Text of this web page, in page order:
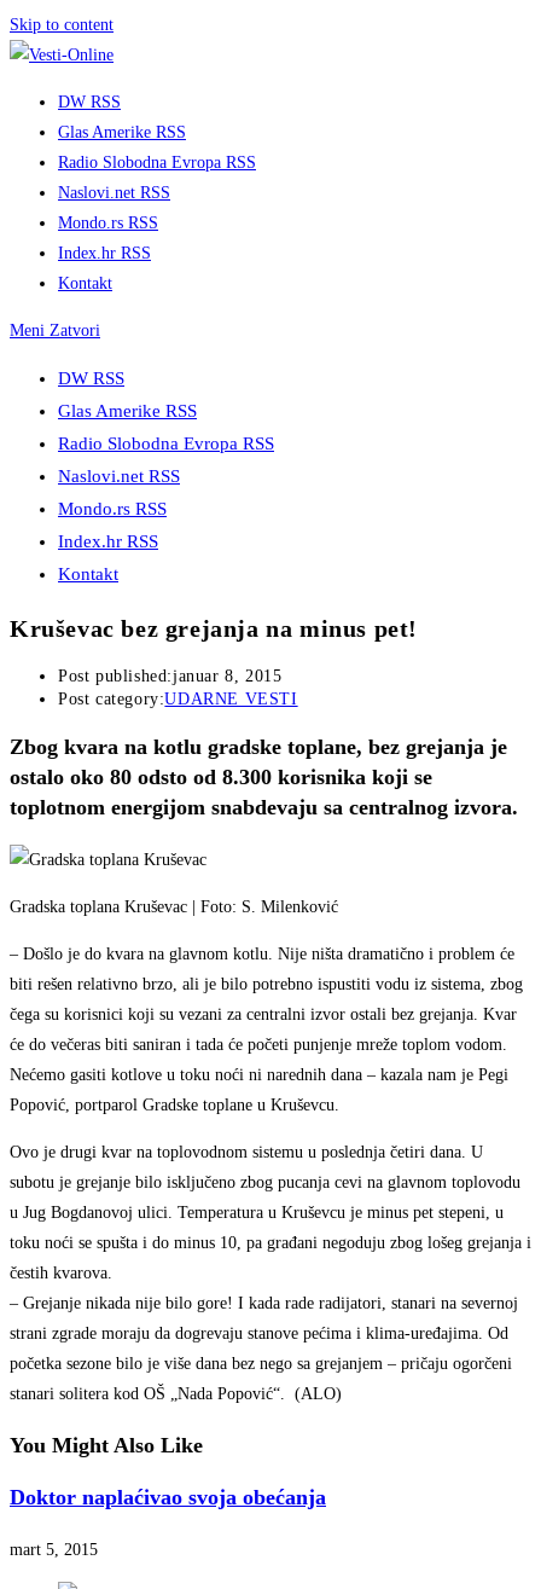
Skip to content
DW RSS
Glas Amerike RSS
Radio Slobodna Evropa RSS
Naslovi.net RSS
Mondo.rs RSS
Index.hr RSS
Kontakt
Meni Zatvori
DW RSS
Glas Amerike RSS
Radio Slobodna Evropa RSS
Naslovi.net RSS
Mondo.rs RSS
Index.hr RSS
Kontakt
Kruševac bez grejanja na minus pet!
Post published:januar 8, 2015
Post category:UDARNE VESTI
Zbog kvara na kotlu gradske toplane, bez grejanja je
ostalo oko 80 odsto od 8.300 korisnika koji se
toplotnom energijom snabdevaju sa centralnog izvora.
Gradska toplana Kruševac | Foto: S. Milenković
– Došlo je do kvara na glavnom kotlu. Nije ništa dramatično i problem će
biti rešen relativno brzo, ali je bilo potrebno ispustiti vodu iz sistema, zbog
čega su korisnici koji su vezani za centralni izvor ostali bez grejanja. Kvar
će do večeras biti saniran i tada će početi punjenje mreže toplom vodom.
Nećemo gasiti kotlove u toku noći ni narednih dana – kazala nam je Pegi
Popović, portparol Gradske toplane u Kruševcu.
Ovo je drugi kvar na toplovodnom sistemu u poslednja četiri dana. U
subotu je grejanje bilo isključeno zbog pucanja cevi na glavnom toplovodu
u Jug Bogdanovoj ulici. Temperatura u Kruševcu je minus pet stepeni, u
toku noći se spušta i do minus 10, pa građani negoduju zbog lošeg grejanja i
čestih kvarova.
– Grejanje nikada nije bilo gore! I kada rade radijatori, stanari na severnoj
strani zgrade moraju da dogrevaju stanove pećima i klima-uređajima. Od
početka sezone bilo je više dana bez nego sa grejanjem – pričaju ogorčeni
stanari solitera kod OŠ „Nada Popović“. (ALO)
You Might Also Like
Doktor naplaćivao svoja obećanja
mart 5, 2015